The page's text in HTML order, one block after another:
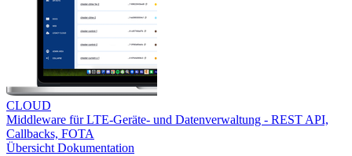
CLOUD
Middleware für LTE-Geräte- und Datenverwaltung - REST API,
Callbacks, FOTA
Übersicht Dokumentation